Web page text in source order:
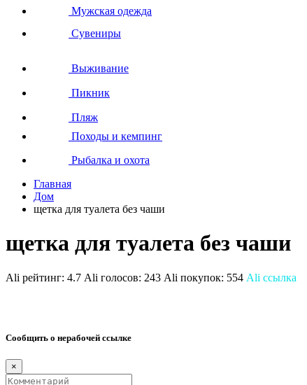
Мужская одежда
Сувениры
Выживание
Пикник
Пляж
Походы и кемпинг
Рыбалка и охота
Главная
Дом
щетка для туалета без чаши
щетка для туалета без чаши
Ali рейтинг: 4.7 Ali голосов: 243 Ali покупок: 554 Ali ссылка
Сообщить о нерабочей ссылке
×